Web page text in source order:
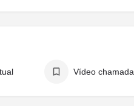
Vídeo chamada